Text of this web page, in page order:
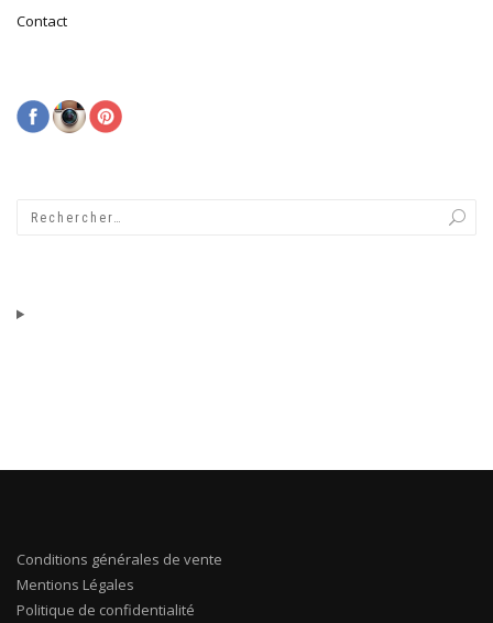
Contact
Conditions générales de vente
Mentions Légales
Politique de confidentialité